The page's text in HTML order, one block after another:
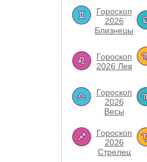
Гороскоп
2026
Близнецы
Гороскоп
2026 Лев
Гороскоп
2026
Весы
Гороскоп
2026
Стрелец